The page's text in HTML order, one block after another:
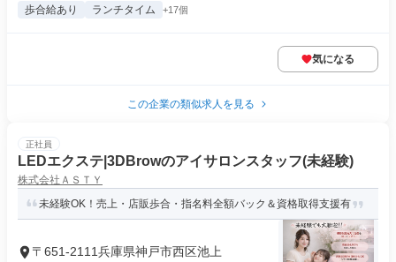
歩合給あり ランチタイム +17個
気になる
この企業の類似求人を見る
正社員
LEDエクステ|3DBrowのアイサロンスタッフ(未経験)
株式会社ＡＳＴＹ
未経験OK！売上・店販歩合・指名料全額バック＆資格取得支援有
〒651-2111兵庫県神戸市西区池上